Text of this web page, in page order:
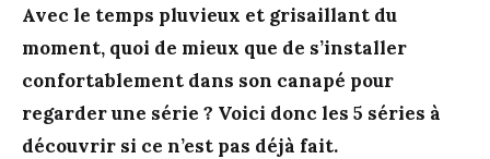
Avec le temps pluvieux et grisaillant du
moment, quoi de mieux que de s’installer
confortablement dans son canapé pour
regarder une série ? Voici donc les 5 séries à
découvrir si ce n’est pas déjà fait.